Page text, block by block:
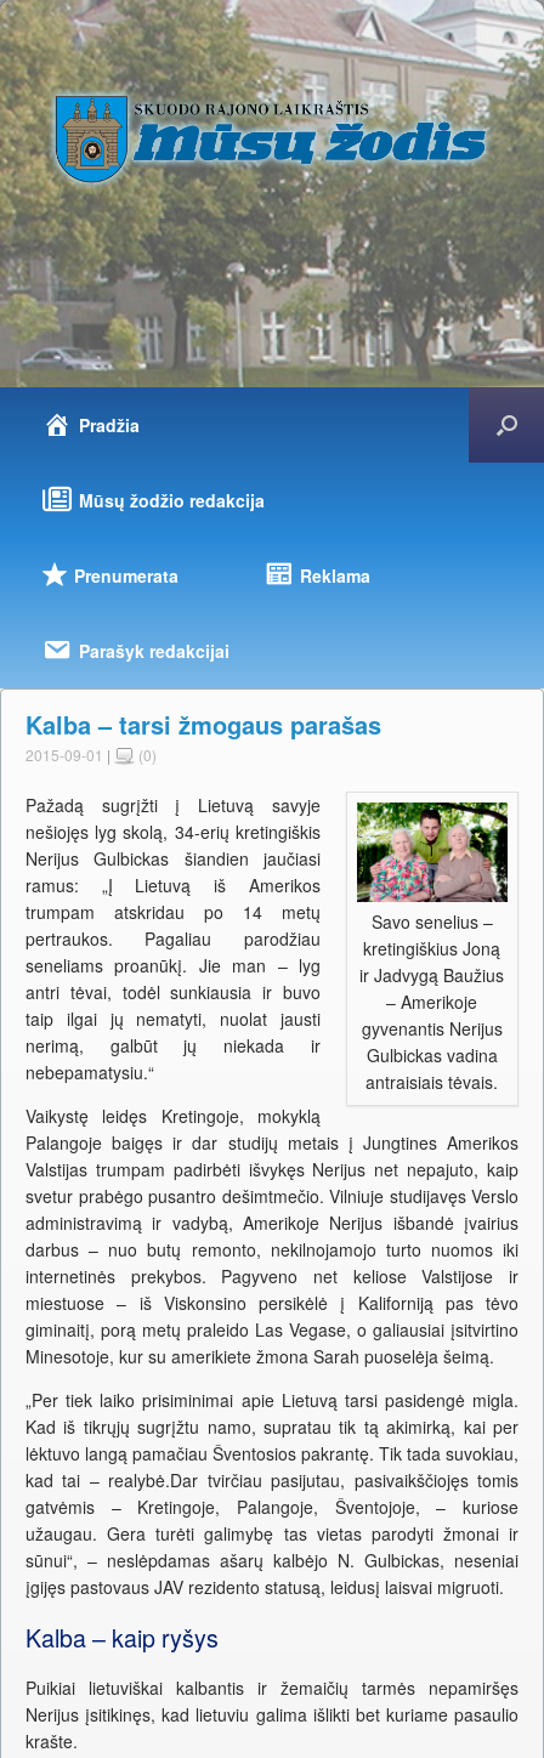
Pradžia
Mūsų žodžio redakcija
Prenumerata Reklama
Parašyk redakcijai
Kalba – tarsi žmogaus parašas
2015-09-01 | (0)
Savo senelius –
kretingiškius Joną
ir Jadvygą Baužius
– Amerikoje
gyvenantis Nerijus
Gulbickas vadina
antraisiais tėvais.
Pažadą sugrįžti į Lietuvą savyje
nešiojęs lyg skolą, 34-erių kretingiškis
Nerijus Gulbickas šiandien jaučiasi
ramus: „Į Lietuvą iš Amerikos
trumpam atskridau po 14 metų
pertraukos. Pagaliau parodžiau
seneliams proanūkį. Jie man – lyg
antri tėvai, todėl sunkiausia ir buvo
taip ilgai jų nematyti, nuolat jausti
nerimą, galbūt jų niekada ir
nebepamatysiu.“
Vaikystę leidęs Kretingoje, mokyklą
Palangoje baigęs ir dar studijų metais į Jungtines Amerikos
Valstijas trumpam padirbėti išvykęs Nerijus net nepajuto, kaip
svetur prabėgo pusantro dešimtmečio. Vilniuje studijavęs Verslo
administravimą ir vadybą, Amerikoje Nerijus išbandė įvairius
darbus – nuo butų remonto, nekilnojamojo turto nuomos iki
internetinės prekybos. Pagyveno net keliose Valstijose ir
miestuose – iš Viskonsino persikėlė į Kaliforniją pas tėvo
giminaitį, porą metų praleido Las Vegase, o galiausiai įsitvirtino
Minesotoje, kur su amerikiete žmona Sarah puoselėja šeimą.
„Per tiek laiko prisiminimai apie Lietuvą tarsi pasidengė migla.
Kad iš tikrųjų sugrįžtu namo, supratau tik tą akimirką, kai per
lėktuvo langą pamačiau Šventosios pakrantę. Tik tada suvokiau,
kad tai – realybė.Dar tvirčiau pasijutau, pasivaikščiojęs tomis
gatvėmis – Kretingoje, Palangoje, Šventojoje, – kuriose
užaugau. Gera turėti galimybę tas vietas parodyti žmonai ir
sūnui“, – neslėpdamas ašarų kalbėjo N. Gulbickas, neseniai
įgijęs pastovaus JAV rezidento statusą, leidusį laisvai migruoti.
Kalba – kaip ryšys
Puikiai lietuviškai kalbantis ir žemaičių tarmės nepamiršęs
Nerijus įsitikinęs, kad lietuviu galima išlikti bet kuriame pasaulio
krašte.